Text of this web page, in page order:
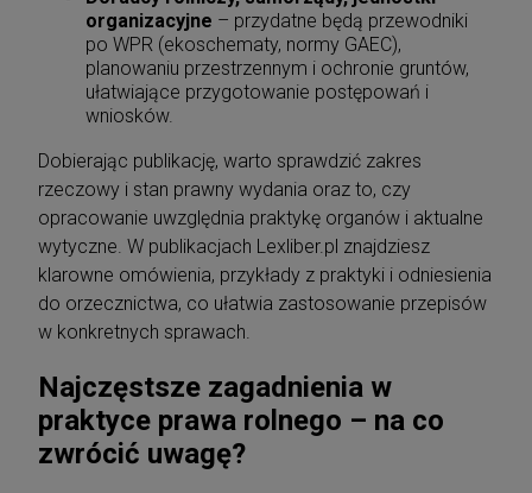
organizacyjne – przydatne będą przewodniki
po WPR (ekoschematy, normy GAEC),
planowaniu przestrzennym i ochronie gruntów,
ułatwiające przygotowanie postępowań i
wniosków.
Dobierając publikację, warto sprawdzić zakres
rzeczowy i stan prawny wydania oraz to, czy
opracowanie uwzględnia praktykę organów i aktualne
wytyczne. W publikacjach Lexliber.pl znajdziesz
klarowne omówienia, przykłady z praktyki i odniesienia
do orzecznictwa, co ułatwia zastosowanie przepisów
w konkretnych sprawach.
Najczęstsze zagadnienia w
praktyce prawa rolnego – na co
zwrócić uwagę?